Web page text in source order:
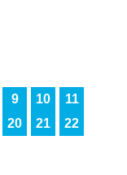
9 10
11
20 21
22